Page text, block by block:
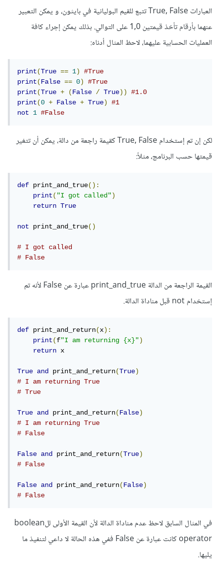
العبارات True, False تتبع للقيم البوليانية في بايثون، و يمكن التعبير
عنهما بأرقام تأخذ قيمتين 1,0 على التوالي. بذلك يمكن إجراء كافة
العمليات الحسابية عليهما، لاحظ المثال أدناه:
print(True == 1)
#True
print(False == 0)
#True
print(True + (False / True))
#1.0
print(0 + False + True)
#1
not
1 #False
لكن إن تم إستخدام True, False كقيمة راجعة من دالة، يمكن أن تتغير
قيمتها حسب البرنامج، مثلاً:
def print_and_true():
print("I got called")
return
True
not print_and_true()
# I got called
# False
القيمة الراجعة من الدالة print_and_true عبارة عن False لأنه تم
إستخدام not قبل مناداة الدالة.
def print_and_return(x):
print(f"I am returning {x}")
return x
True and print_and_return(True)
# I am returning True
# True
True and print_and_return(False)
# I am returning True
# False
False and print_and_return(True)
# False
False and print_and_return(False)
# False
في المثال السابق لاحظ عدم مناداة الدالة لأن القيمة الأولى للboolean
operator كانت عبارة عن False ففي هذه الحالة لا داعي لتنفيذ ما
يليها.